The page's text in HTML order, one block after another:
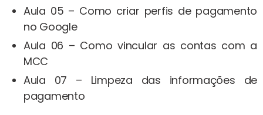
Aula 05 – Como criar perfis de pagamento
no Google
Aula 06 – Como vincular as contas com a
MCC
Aula 07 – Limpeza das informações de
pagamento